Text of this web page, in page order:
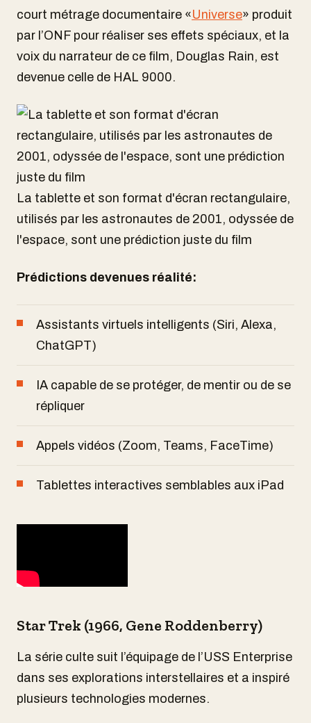
court métrage documentaire «Universe» produit
par l’ONF pour réaliser ses effets spéciaux, et la
voix du narrateur de ce film, Douglas Rain, est
devenue celle de HAL 9000.
La tablette et son format d'écran rectangulaire,
utilisés par les astronautes de 2001, odyssée de
l'espace, sont une prédiction juste du film
Prédictions devenues réalité:
Assistants virtuels intelligents (Siri, Alexa,
ChatGPT)
IA capable de se protéger, de mentir ou de se
répliquer
Appels vidéos (Zoom, Teams, FaceTime)
Tablettes interactives semblables aux iPad
Star Trek (1966, Gene Roddenberry)
La série culte suit l’équipage de l’USS Enterprise
dans ses explorations interstellaires et a inspiré
plusieurs technologies modernes.